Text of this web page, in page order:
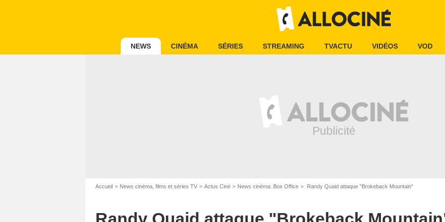
NEWS CINÉMA SÉRIES STREAMING TVACTU VIDÉOS VOD
Accueil News cinéma, films et séries TV Actus Ciné News cinéma: Box Office Randy Quaid attaque "Brokeback Mountain"